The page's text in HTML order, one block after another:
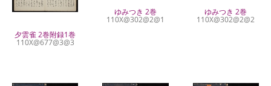
夕雲雀 2巻附録1巻
110X@677@3@3
ゆみつき 2巻
110X@302@2@1
ゆみつき 2巻
110X@302@2@2